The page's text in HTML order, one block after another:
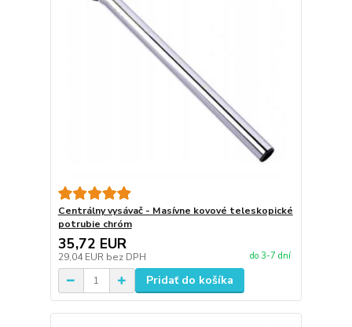
Centrálny vysávač - Masívne kovové teleskopické
potrubie chróm
35,72 EUR
29,04 EUR bez DPH do 3-7 dní
Pridať do košíka